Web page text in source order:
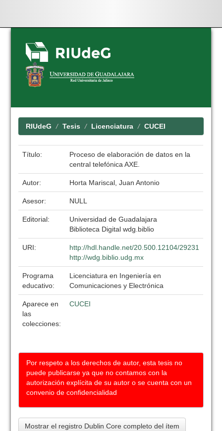
Skip
navigation
RIUdeG Tesis Licenciatura CUCEI
Título:
Proceso de elaboración de datos en la
central telefónica AXE.
Autor: Horta Mariscal, Juan Antonio
Asesor: NULL
Editorial:
Universidad de Guadalajara
Biblioteca Digital wdg.biblio
URI:
http://hdl.handle.net/20.500.12104/29231
http://wdg.biblio.udg.mx
Programa
educativo:
Licenciatura en Ingeniería en
Comunicaciones y Electrónica
Aparece en
las
colecciones:
CUCEI
Por respeto a los derechos de autor, esta tesis no
puede publicarse ya que no contamos con la
autorización explícita de su autor o se cuenta con un
convenio de confidencialidad
Mostrar el registro Dublin Core completo del ítem